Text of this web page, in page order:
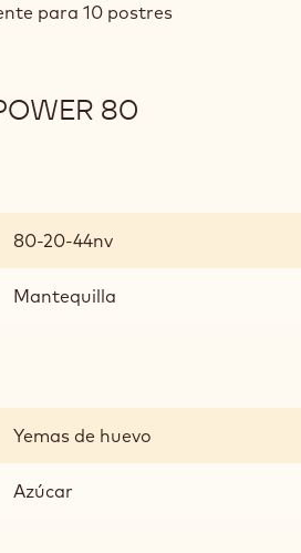
para 10 postres
80
80-20-44nv
Mantequilla
Yemas de huevo
Azúcar